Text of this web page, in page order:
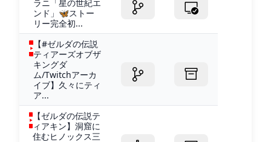
ラニ「星の世紀エ
ンド」🦋ストー
リー完全初...
【#ゼルダの伝説
ティアーズオブザ
キングダ
ム/Twitchアーカ
イブ】久々にティ
ア...
【ゼルダの伝説テ
ィアキン】洞窟に
住むヒノックス三